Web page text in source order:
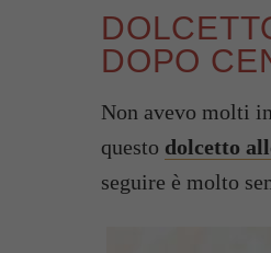
DOPO
Non avevo molti
questo dolcetto
seguire è molto